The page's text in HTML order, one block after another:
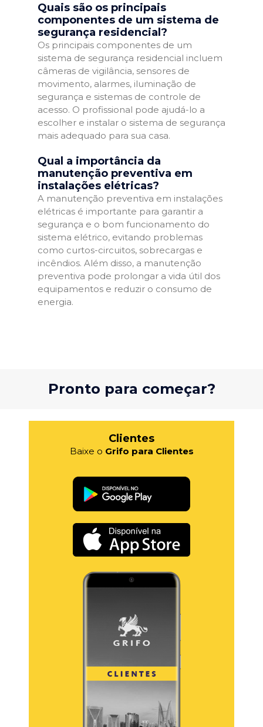
Quais são os principais
componentes de um sistema de
segurança residencial?
Os principais componentes de um
sistema de segurança residencial incluem
câmeras de vigilância, sensores de
movimento, alarmes, iluminação de
segurança e sistemas de controle de
acesso. O profissional pode ajudá-lo a
escolher e instalar o sistema de segurança
mais adequado para sua casa.
Qual a importância da
manutenção preventiva em
instalações elétricas?
A manutenção preventiva em instalações
elétricas é importante para garantir a
segurança e o bom funcionamento do
sistema elétrico, evitando problemas
como curtos-circuitos, sobrecargas e
incêndios. Além disso, a manutenção
preventiva pode prolongar a vida útil dos
equipamentos e reduzir o consumo de
energia.
Pronto para começar?
Clientes
Baixe o Grifo para Clientes